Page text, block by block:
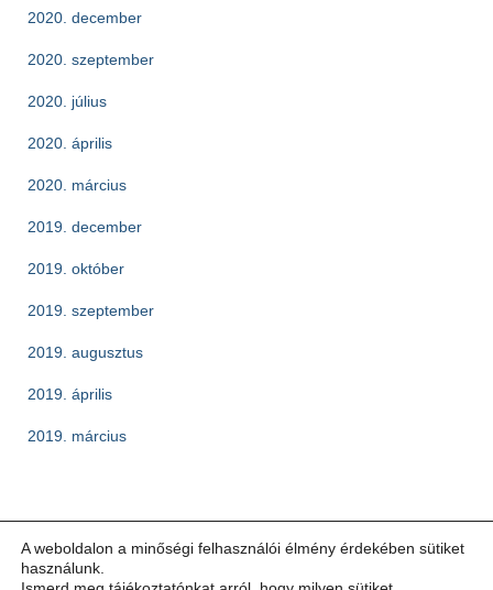
2020. december
2020. szeptember
2020. július
2020. április
2020. március
2019. december
2019. október
2019. szeptember
2019. augusztus
2019. április
2019. március
A weboldalon a minőségi felhasználói élmény érdekében sütiket
használunk.